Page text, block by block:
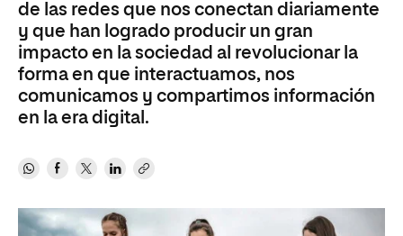
de las redes que nos conectan diariamente
y que han logrado producir un gran
impacto en la sociedad al revolucionar la
forma en que interactuamos, nos
comunicamos y compartimos información
en la era digital.